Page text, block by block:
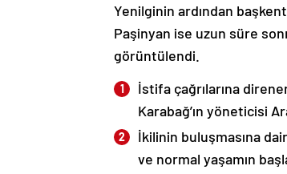
Yenilginin ardından
Paşinyan ise uzun süre
görüntülendi.
İstifa çağrılarına
Karabağ’ın yöneticisi
İkilinin buluşmasına
ve normal yaşamın